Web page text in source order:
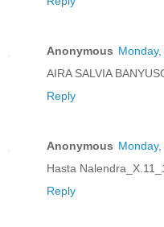
Anonymous
AIRA SALVIA
Reply
Anonymous
Hasta
Reply